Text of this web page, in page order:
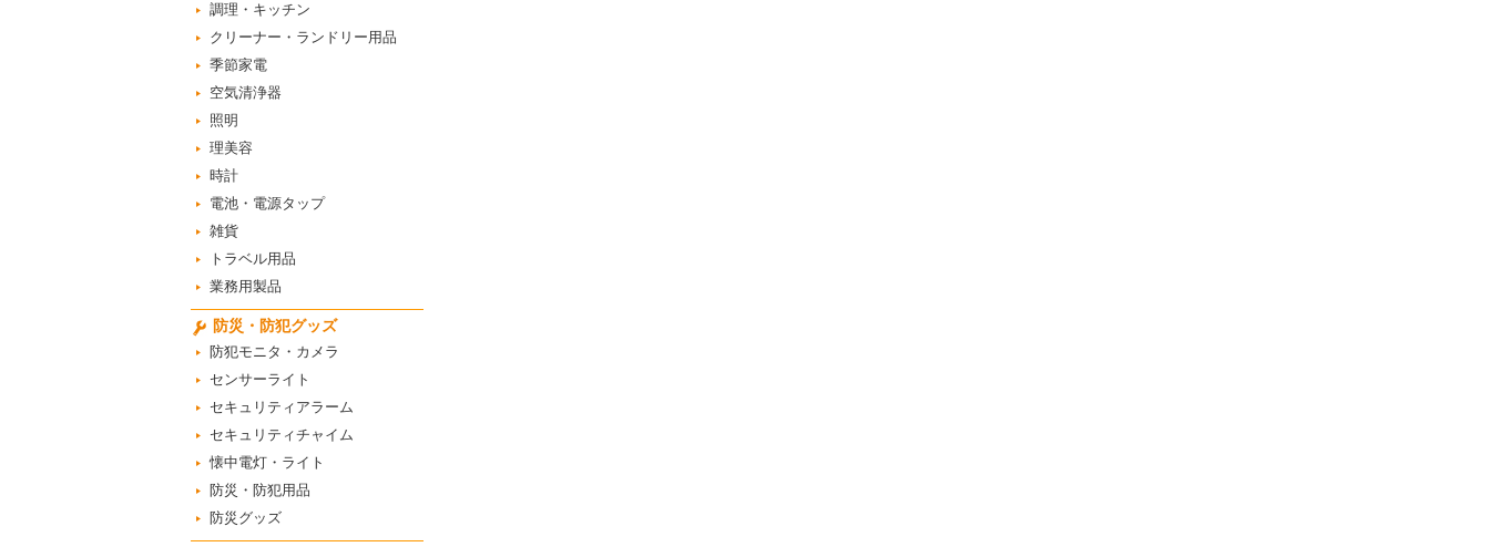
調理・キッチン
クリーナー・ランドリー用品
季節家電
空気清浄器
照明
理美容
時計
電池・電源タップ
雑貨
トラベル用品
業務用製品
防災・防犯グッズ
防犯モニタ・カメラ
センサーライト
セキュリティアラーム
セキュリティチャイム
懐中電灯・ライト
防災・防犯用品
防災グッズ